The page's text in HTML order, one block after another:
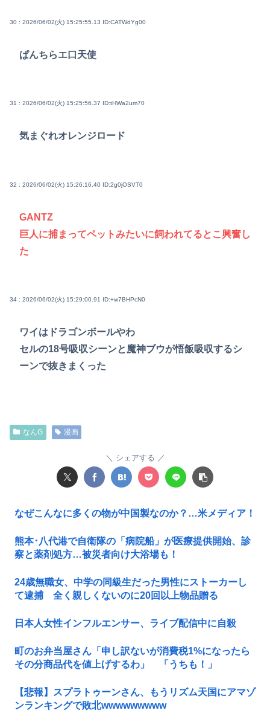
30 : 2026/06/02(火) 15:25:55.13 ID:CATWdYg00
ぱんちらエ口天使
31 : 2026/06/02(火) 15:25:56.37 ID:tHWa2um70
気まぐれオレンジロード
32 : 2026/06/02(火) 15:26:16.40 ID:2g0jOSVT0
GANTZ
巨人に捕まってペットみたいに飼われてるとこ興奮し
た
34 : 2026/06/02(火) 15:29:00.91 ID:+w7BHPcN0
ワイはドラゴンボールやわ
セルの18号吸収シーンと魔神ブウが悟飯吸収するシ
ーンで抜きまくった
なんG 漫画
シェアする
なぜこんなに多くの物が中国製なのか？…米メディア！
熊本･八代港で自衛隊の「病院船」が医療提供開始、診
察と薬剤処方…被災者向け大浴場も！
24歳無職女、中学の同級生だった男性にストーカーし
て逮捕 全く親しくないのに20回以上物品贈る
日本人女性インフルエンサー、ライブ配信中に自殺
町のお弁当屋さん「申し訳ないが消費税1%になったら
その分商品代を値上げするわ」 「うちも！」
【悲報】スプラトゥーンさん、もうリズム天国にアマゾ
ンランキングで敗北wwwwwwwww